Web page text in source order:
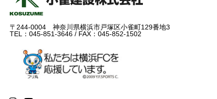
〒244-0004 神奈川県横浜市戸塚区小雀町129番地3
TEL：045-851-3646 / FAX：045-852-1502